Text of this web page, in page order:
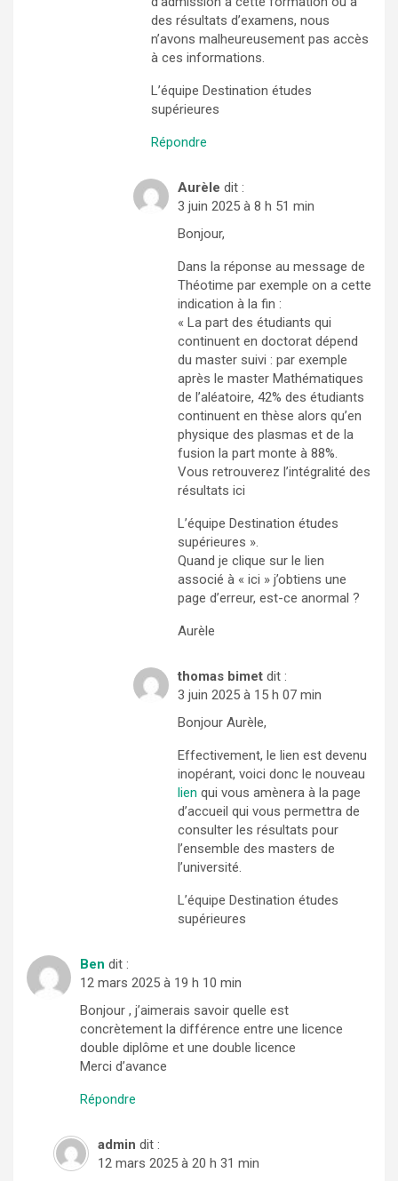
des résultats d’examens, nous
n’avons malheureusement pas accès
à ces informations.
L’équipe Destination études
supérieures
Répondre
Aurèle dit :
3 juin 2025 à 8 h 51 min
Bonjour,
Dans la réponse au message de
Théotime par exemple on a cette
indication à la fin :
« La part des étudiants qui
continuent en doctorat dépend
du master suivi : par exemple
après le master Mathématiques
de l’aléatoire, 42% des étudiants
continuent en thèse alors qu’en
physique des plasmas et de la
fusion la part monte à 88%.
Vous retrouverez l’intégralité des
résultats ici
L’équipe Destination études
supérieures ».
Quand je clique sur le lien
associé à « ici » j’obtiens une
page d’erreur, est-ce anormal ?
Aurèle
thomas bimet dit :
3 juin 2025 à 15 h 07 min
Bonjour Aurèle,
Effectivement, le lien est devenu
inopérant, voici donc le nouveau
lien qui vous amènera à la page
d’accueil qui vous permettra de
consulter les résultats pour
l’ensemble des masters de
l’université.
L’équipe Destination études
supérieures
Ben dit :
12 mars 2025 à 19 h 10 min
Bonjour , j’aimerais savoir quelle est
concrètement la différence entre une licence
double diplôme et une double licence
Merci d’avance
Répondre
admin dit :
12 mars 2025 à 20 h 31 min